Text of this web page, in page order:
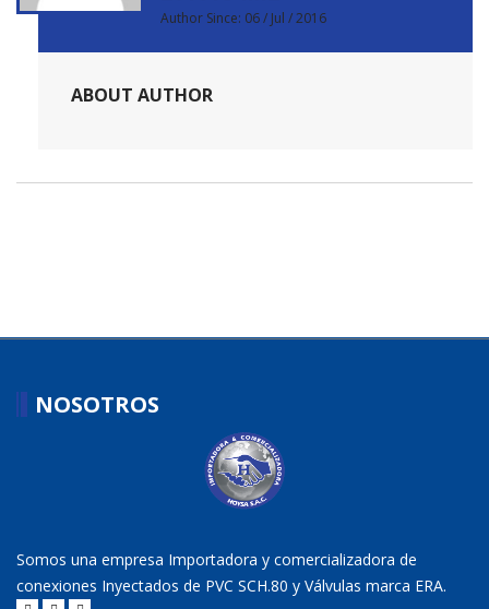
Author Since: 06 / Jul / 2016
ABOUT AUTHOR
NOSOTROS
Somos una empresa Importadora y comercializadora de
conexiones Inyectados de PVC SCH.80 y Válvulas marca ERA.